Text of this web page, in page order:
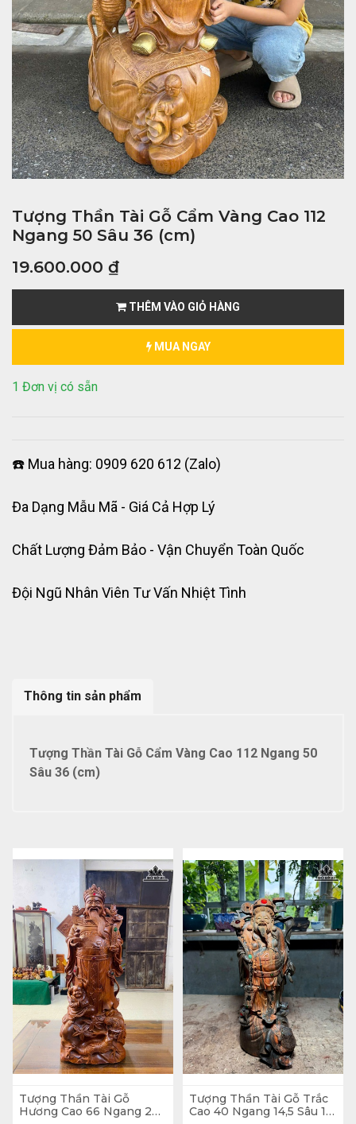
Tượng Thần Tài Gỗ Cẩm Vàng Cao 112
Ngang 50 Sâu 36 (cm)
19.600.000 ₫
THÊM VÀO GIỎ HÀNG
MUA NGAY
1 Đơn vị có sẵn
☎️ Mua hàng: 0909 620 612 (Zalo)
Đa Dạng Mẫu Mã - Giá Cả Hợp Lý
Chất Lượng Đảm Bảo - Vận Chuyển Toàn Quốc
Đội Ngũ Nhân Viên Tư Vấn Nhiệt Tình
Thông tin sản phẩm
Tượng Thần Tài Gỗ Cẩm Vàng Cao 112 Ngang 50
Sâu 36 (cm)
Tượng Thần Tài Gỗ
Hương Cao 66 Ngang 26
Tượng Thần Tài Gỗ Trắc
Cao 40 Ngang 14,5 Sâu 17